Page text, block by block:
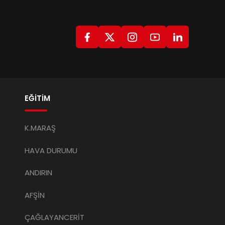
EĞİTİM
K.MARAŞ
HAVA DURUMU
ANDIRIN
AFŞİN
ÇAĞLAYANCERİT